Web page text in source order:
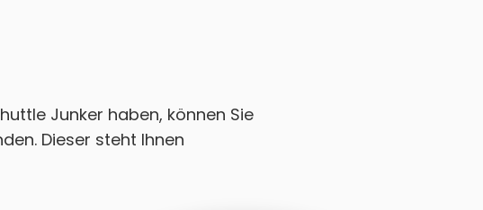
Junker haben, können Sie
Dieser steht Ihnen